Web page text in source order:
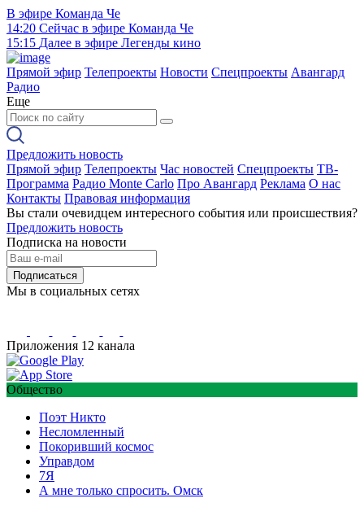
В эфире Команда Че
14:20 Сейчас в эфире Команда Че
15:15 Далее в эфире Легенды кино
Прямой эфир Телепроекты Новости Спецпроекты Авангард
Радио
Еще
Предложить новость
Прямой эфир Телепроекты Час новостей Спецпроекты ТВ-
Программа Радио Monte Carlo Про Авангард Реклама О нас
Контакты Правовая информация
Вы стали очевидцем интересного события или происшествия?
Предложить новость
Подписка на новости
Подписаться
Мы в социальных сетях
Приложения 12 канала
Общество
Поэт Никто
Несломленный
Покоривший космос
Управдом
7Я
А мне только спросить. Омск